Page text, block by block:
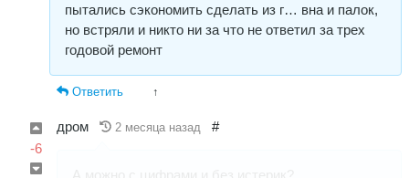
пытались сэкономить сделать из г… вна и палок,
но встряли и никто ни за что не ответил за трех
годовой ремонт
Ответить ↑
-6
дром 2 месяца назад #